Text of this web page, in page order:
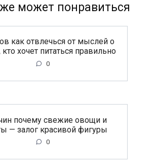
может понравиться
как отвлечься от мыслей о
хочет питаться правильно
0
почему свежие овощи и
— залог красивой фигуры
0